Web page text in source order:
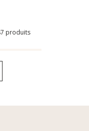
produits